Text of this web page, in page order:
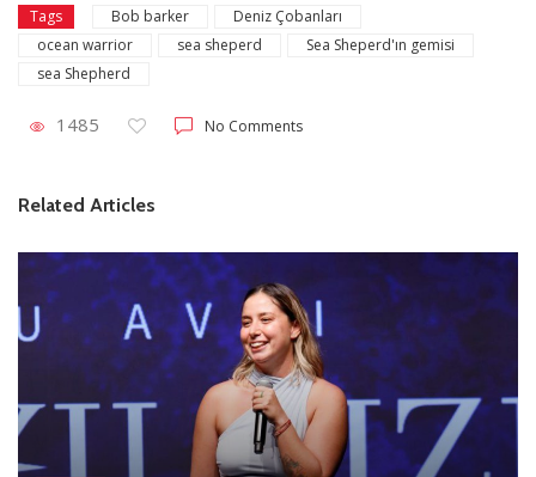
Tags Bob barker
Deniz Çobanları
ocean warrior
sea sheperd
Sea Sheperd'ın gemisi
sea Shepherd
1485 No Comments
Related Articles